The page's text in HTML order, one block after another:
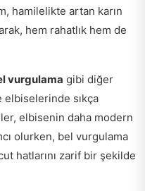
hamilelikte artan karın
hem rahatlık hem de
vurgulama gibi diğer
elbiselerinde sıkça
elbisenin daha modern
olurken, bel vurgulama
hatlarını zarif bir şekilde